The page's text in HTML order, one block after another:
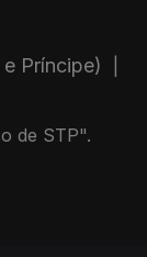
Príncipe)
de STP".